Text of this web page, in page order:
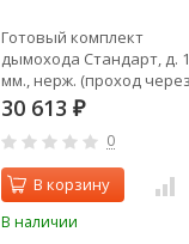
Готовый комплект
дымохода Стандарт, д.
мм., нерж. (проход через
стену, верхний выход)
30 613₽
0
В корзину
В наличии